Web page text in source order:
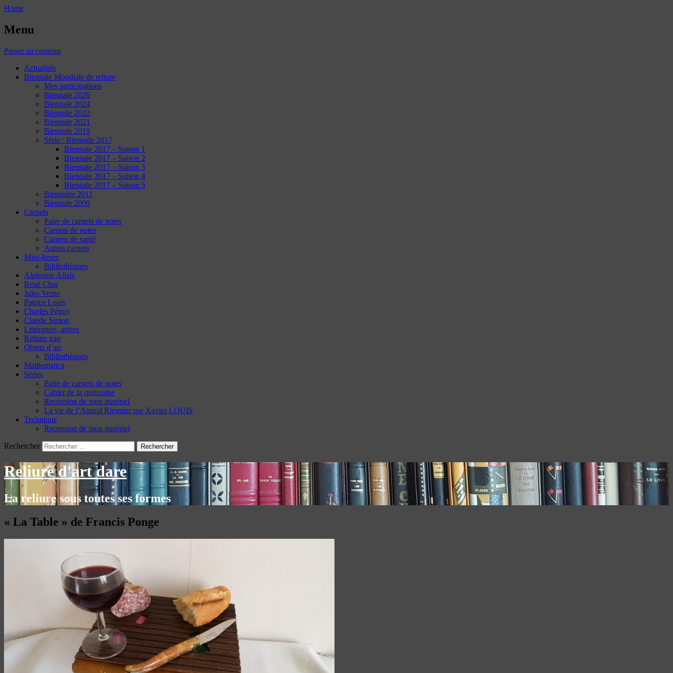
Home
Menu
Passer au contenu
Actualités
Biennale Mondiale de reliure
Mes participations
Biennale 2026
Biennale 2024
Biennale 2022
Biennale 2021
Biennale 2019
Série : Biennale 2017
Biennale 2017 – Saison 1
Biennale 2017 – Saison 2
Biennale 2017 – Saison 3
Biennale 2017 – Saison 4
Biennale 2017 – Saison 5
Biennales 2011
Biennale 2009
Carnets
Paire de carnets de notes
Carnets de notes
Carnets de santé
Autres carnets
Mini-livres
Bibliothèques
Alphonse Allais
René Char
Jules Verne
Patrice Louis
Charles Péguy
Claude Simon
Littérature, autres
Reliure gag
Objets d’art
Bibliothèques
Mathematica
Séries
Paire de carnets de notes
Cahier de la quinzaine
Recension de mon matériel
La vie de l’Amiral Rieunier par Xavier LOUIS
Technique
Recension de mon matériel
Rechercher
Reliure d'art dare
La reliure sous toutes ses formes
« La Table » de Francis Ponge